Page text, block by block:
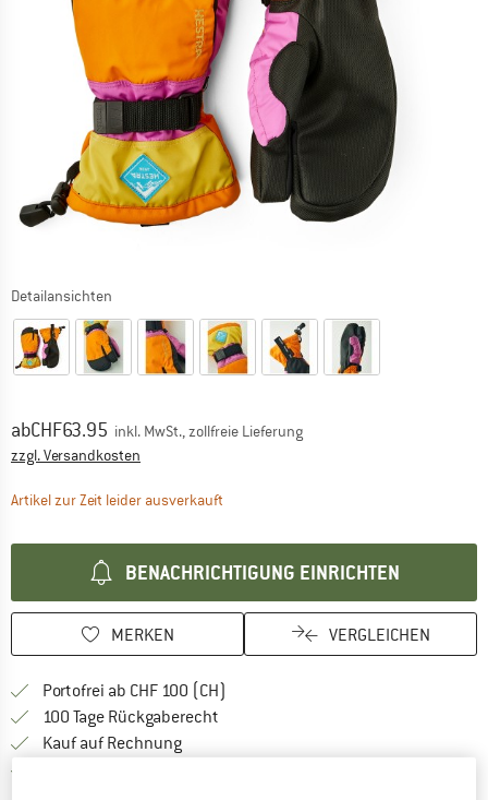
Detailansichten
Preis:
abCHF63.95 inkl. MwSt., zollfreie Lieferung
zzgl. Versandkosten
Artikel zur Zeit leider ausverkauft
BENACHRICHTIGUNG EINRICHTEN
MERKEN VERGLEICHEN
Portofrei ab CHF 100 (CH)
100 Tage Rückgaberecht
Kauf auf RechnungFinde die Zahlungs-Infos hier! Öffnet